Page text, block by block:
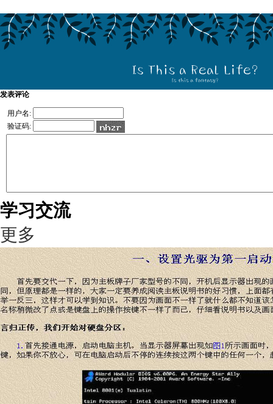
发表评论
用户名:
验证码:
学习交流
更多